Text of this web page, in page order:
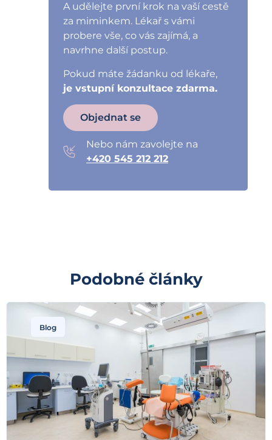
A udělejte první krok na vaší cestě
za miminkem. Lékař s vámi
probere vše, co vás zajímá, a
navrhne další postup.
Pokud máte žádanku od lékaře,
je vstupní konzultace zdarma.
Objednat se
Nebo nám zavolejte na
+420 545 212 212
Podobné články
Blog